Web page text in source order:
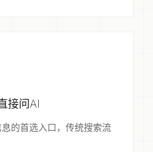
接问AI
的首选入口，传统搜索流